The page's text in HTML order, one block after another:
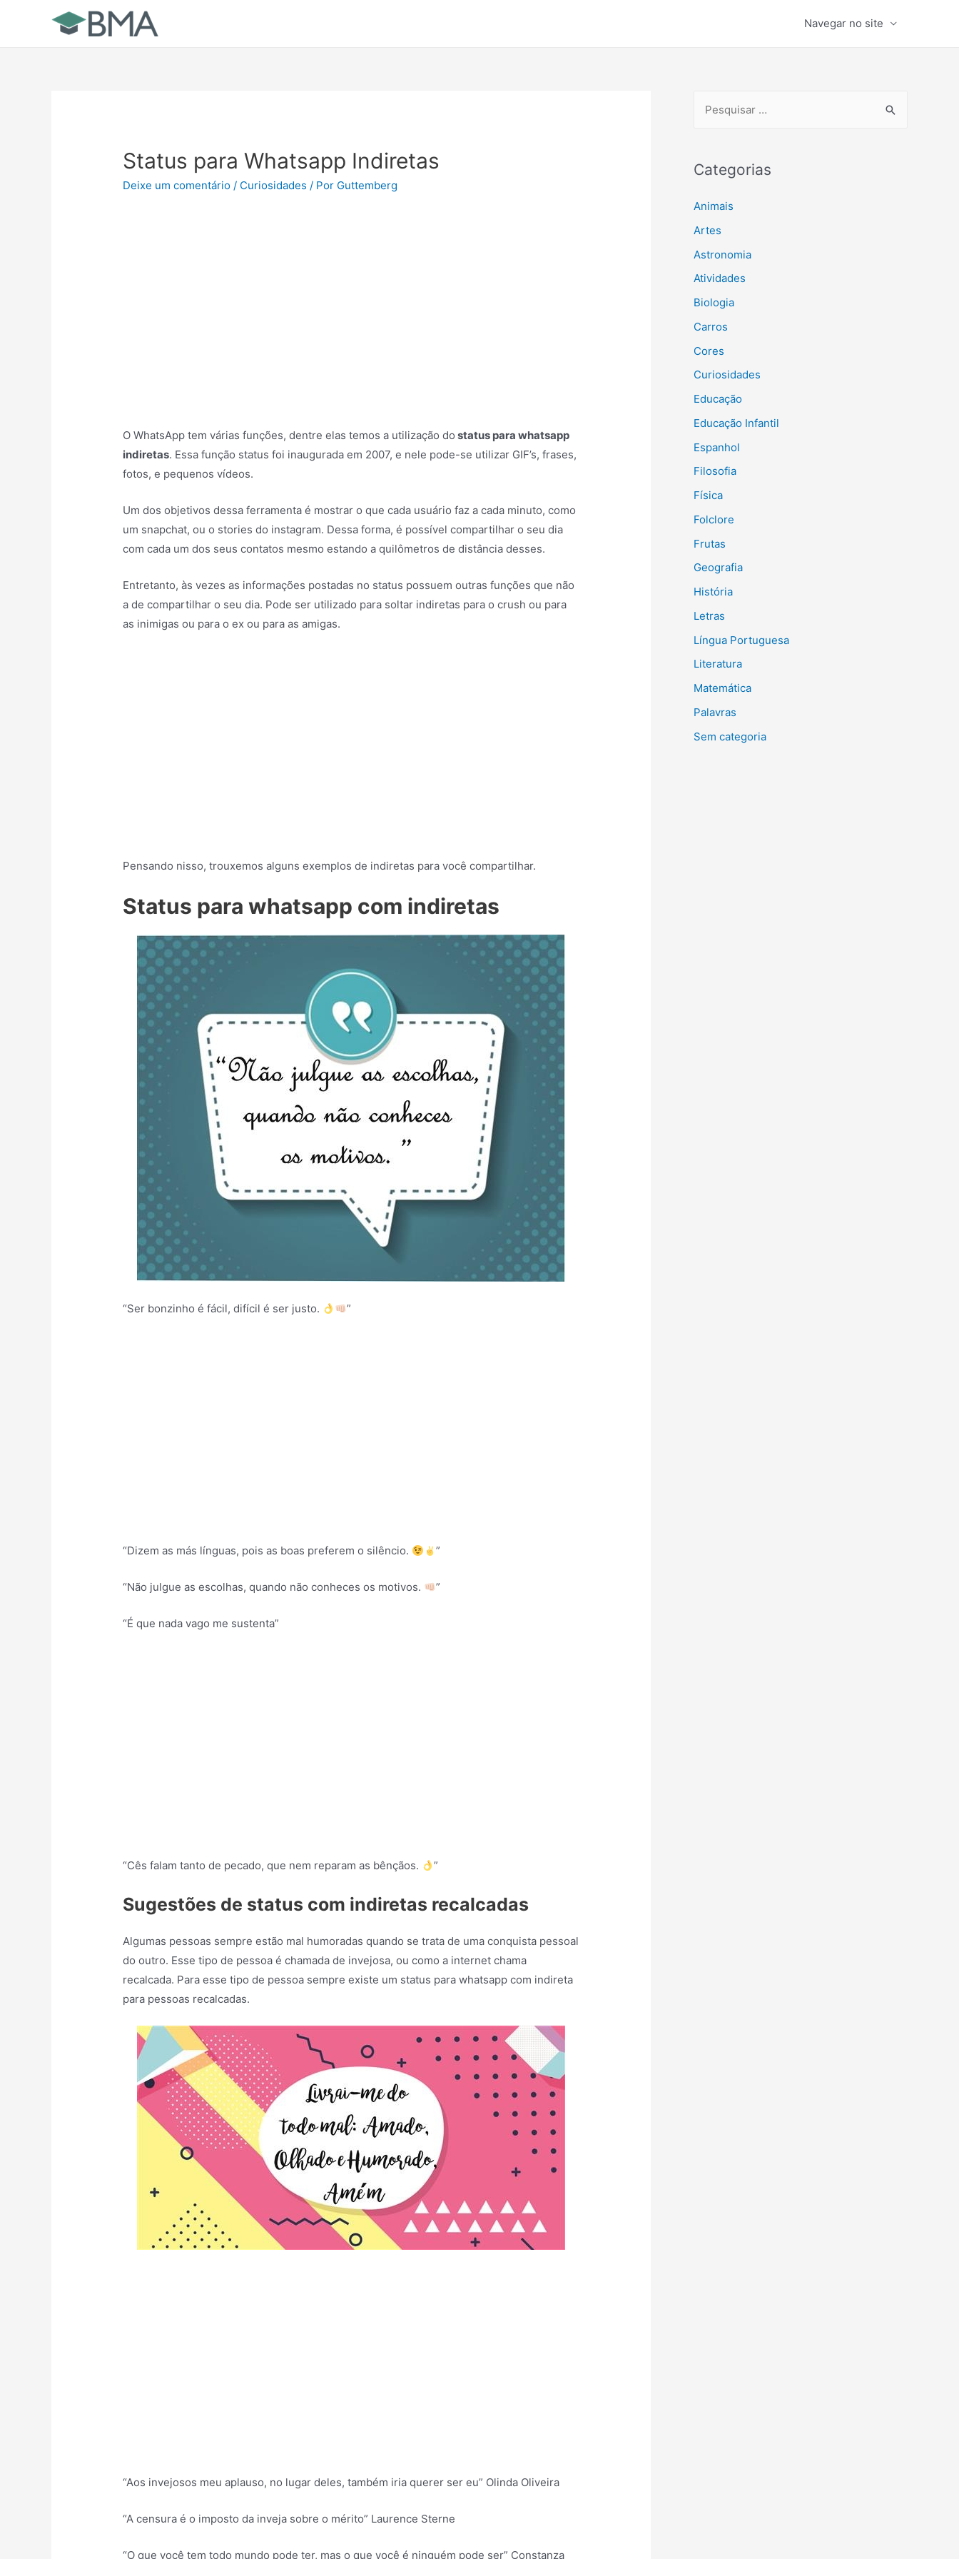
Navegar no site
Status para Whatsapp Indiretas
Deixe um comentário / Curiosidades / Por Guttemberg
O WhatsApp tem várias funções, dentre elas temos a utilização do status para whatsapp
indiretas. Essa função status foi inaugurada em 2007, e nele pode-se utilizar GIF’s, frases,
fotos, e pequenos vídeos.
Um dos objetivos dessa ferramenta é mostrar o que cada usuário faz a cada minuto, como
um snapchat, ou o stories do instagram. Dessa forma, é possível compartilhar o seu dia
com cada um dos seus contatos mesmo estando a quilômetros de distância desses.
Entretanto, às vezes as informações postadas no status possuem outras funções que não
a de compartilhar o seu dia. Pode ser utilizado para soltar indiretas para o crush ou para
as inimigas ou para o ex ou para as amigas.
Pensando nisso, trouxemos alguns exemplos de indiretas para você compartilhar.
Status para whatsapp com indiretas
“Ser bonzinho é fácil, difícil é ser justo. ”
“Dizem as más línguas, pois as boas preferem o silêncio. ”
“Não julgue as escolhas, quando não conheces os motivos. ”
“É que nada vago me sustenta”
“Cês falam tanto de pecado, que nem reparam as bênçãos. ”
Sugestões de status com indiretas recalcadas
Algumas pessoas sempre estão mal humoradas quando se trata de uma conquista pessoal
do outro. Esse tipo de pessoa é chamada de invejosa, ou como a internet chama
recalcada. Para esse tipo de pessoa sempre existe um status para whatsapp com indireta
para pessoas recalcadas.
“Aos invejosos meu aplauso, no lugar deles, também iria querer ser eu” Olinda Oliveira
“A censura é o imposto da inveja sobre o mérito” Laurence Sterne
“O que você tem todo mundo pode ter, mas o que você é ninguém pode ser” Constanza
q
i
s
a
r
:
Categorias
Animais
Artes
Astronomia
Atividades
Biologia
Carros
Cores
Curiosidades
Educação
Educação Infantil
Espanhol
Filosofia
Física
Folclore
Frutas
Geografia
História
Letras
Língua Portuguesa
Literatura
Matemática
Palavras
Sem categoria